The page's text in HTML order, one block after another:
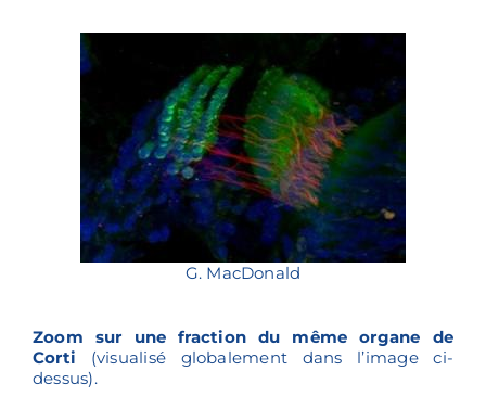
G. MacDonald
Zoom sur une fraction du même organe de
Corti (visualisé globalement dans l’image ci-
dessus).